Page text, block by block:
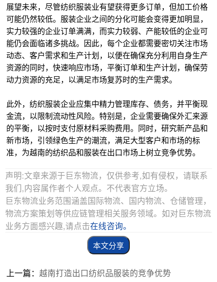
展望未来，尽管纺织服装业有望获得更多订单，但加工价格
可能仍然较低。服装企业之间的分化可能会变得更加明显，
实力较强的企业订单满满，而实力较弱、产能较低的企业可
能仍会面临诸多挑战。因此，每个企业都需要密切关注市场
动态、客户需求和生产计划，以便在确保充分利用自身生产
资源的同时，快速响应市场，平衡订单和生产计划，确保劳
动力资源的充足，以满足市场复苏时的生产需求。
此外，纺织服装企业应集中精力管理库存、债务，并平衡现
金流，以限制流动性风险。特别是，企业需要确保外汇来源
的平衡，以按时支付原材料采购费用。同时，研究新产品和
新市场，引领绿色生产的潮流，满足大型客户和市场的标
准，为越南的纺织品和服装在出口市场上树立竞争优势。
声明:文章来源于巨东物流，仅供参考,如有侵权，请联系
我们,内容属作者个人观点。不代表官方立场。
巨东物流业务范围涵盖国际物流、国内物流、仓储管理，
物流方案策划等供应链管理相关服务领域。如对巨东物流
业务方面感兴趣,请点击在线咨询。
本文分享
上一篇：越南打造出口纺织品服装的竞争优势